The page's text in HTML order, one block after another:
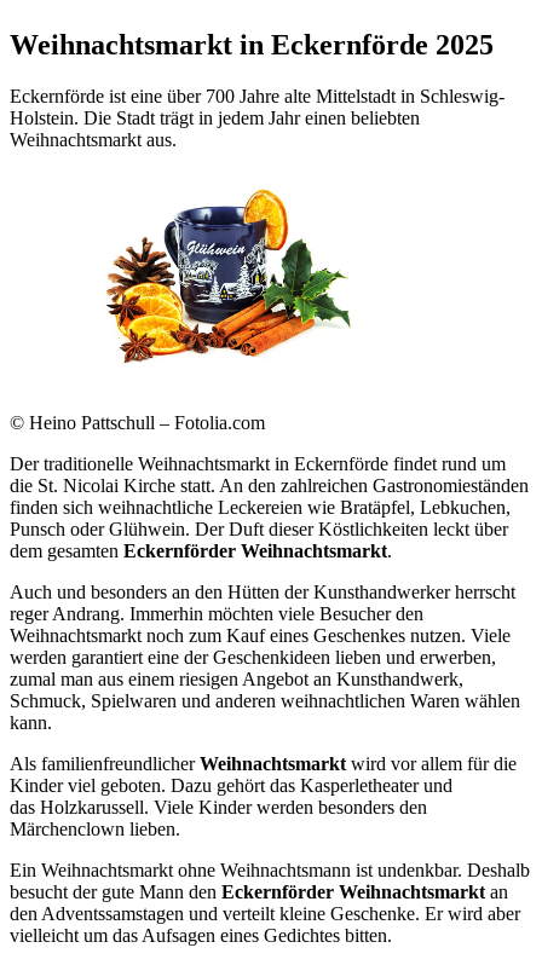
Weihnachtsmarkt in Eckernförde 2025
Eckernförde ist eine über 700 Jahre alte Mittelstadt in Schleswig-
Holstein. Die Stadt trägt in jedem Jahr einen beliebten
Weihnachtsmarkt aus.
© Heino Pattschull – Fotolia.com
Der traditionelle Weihnachtsmarkt in Eckernförde findet rund um
die St. Nicolai Kirche statt. An den zahlreichen Gastronomieständen
finden sich weihnachtliche Leckereien wie Bratäpfel, Lebkuchen,
Punsch oder Glühwein. Der Duft dieser Köstlichkeiten leckt über
dem gesamten Eckernförder Weihnachtsmarkt.
Auch und besonders an den Hütten der Kunsthandwerker herrscht
reger Andrang. Immerhin möchten viele Besucher den
Weihnachtsmarkt noch zum Kauf eines Geschenkes nutzen. Viele
werden garantiert eine der Geschenkideen lieben und erwerben,
zumal man aus einem riesigen Angebot an Kunsthandwerk,
Schmuck, Spielwaren und anderen weihnachtlichen Waren wählen
kann.
Als familienfreundlicherWeihnachtsmarkt wird vor allem für die
Kinder viel geboten. Dazu gehört das Kasperletheater und
das Holzkarussell. Viele Kinder werden besonders den
Märchenclown lieben.
Ein Weihnachtsmarkt ohne Weihnachtsmann ist undenkbar. Deshalb
besucht der gute Mann den Eckernförder Weihnachtsmarkt an
den Adventssamstagen und verteilt kleine Geschenke. Er wird aber
vielleicht um das Aufsagen eines Gedichtes bitten.